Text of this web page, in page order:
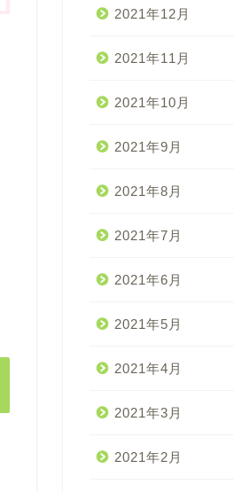
2021年12月
2021年11月
2021年10月
2021年9月
2021年8月
2021年7月
2021年6月
2021年5月
2021年4月
2021年3月
2021年2月